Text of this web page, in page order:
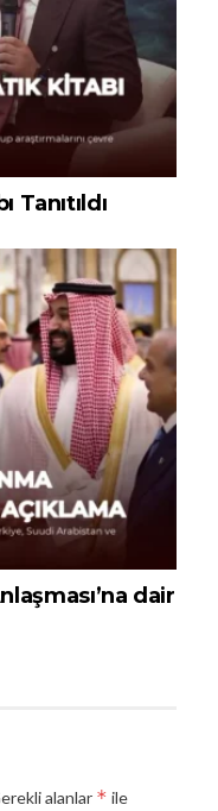
Tanıtıldı
dair
alanlar * ile